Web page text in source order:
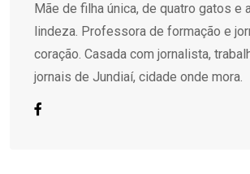
Mãe de filha única, de quatro gatos e
lindeza. Professora de formação e
coração. Casada com jornalista,
jornais de Jundiaí, cidade onde mora.